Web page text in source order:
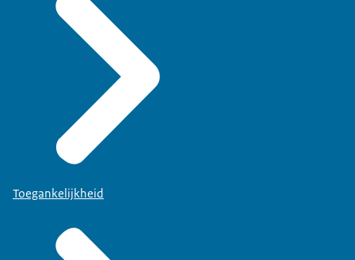
Toegankelijkheid